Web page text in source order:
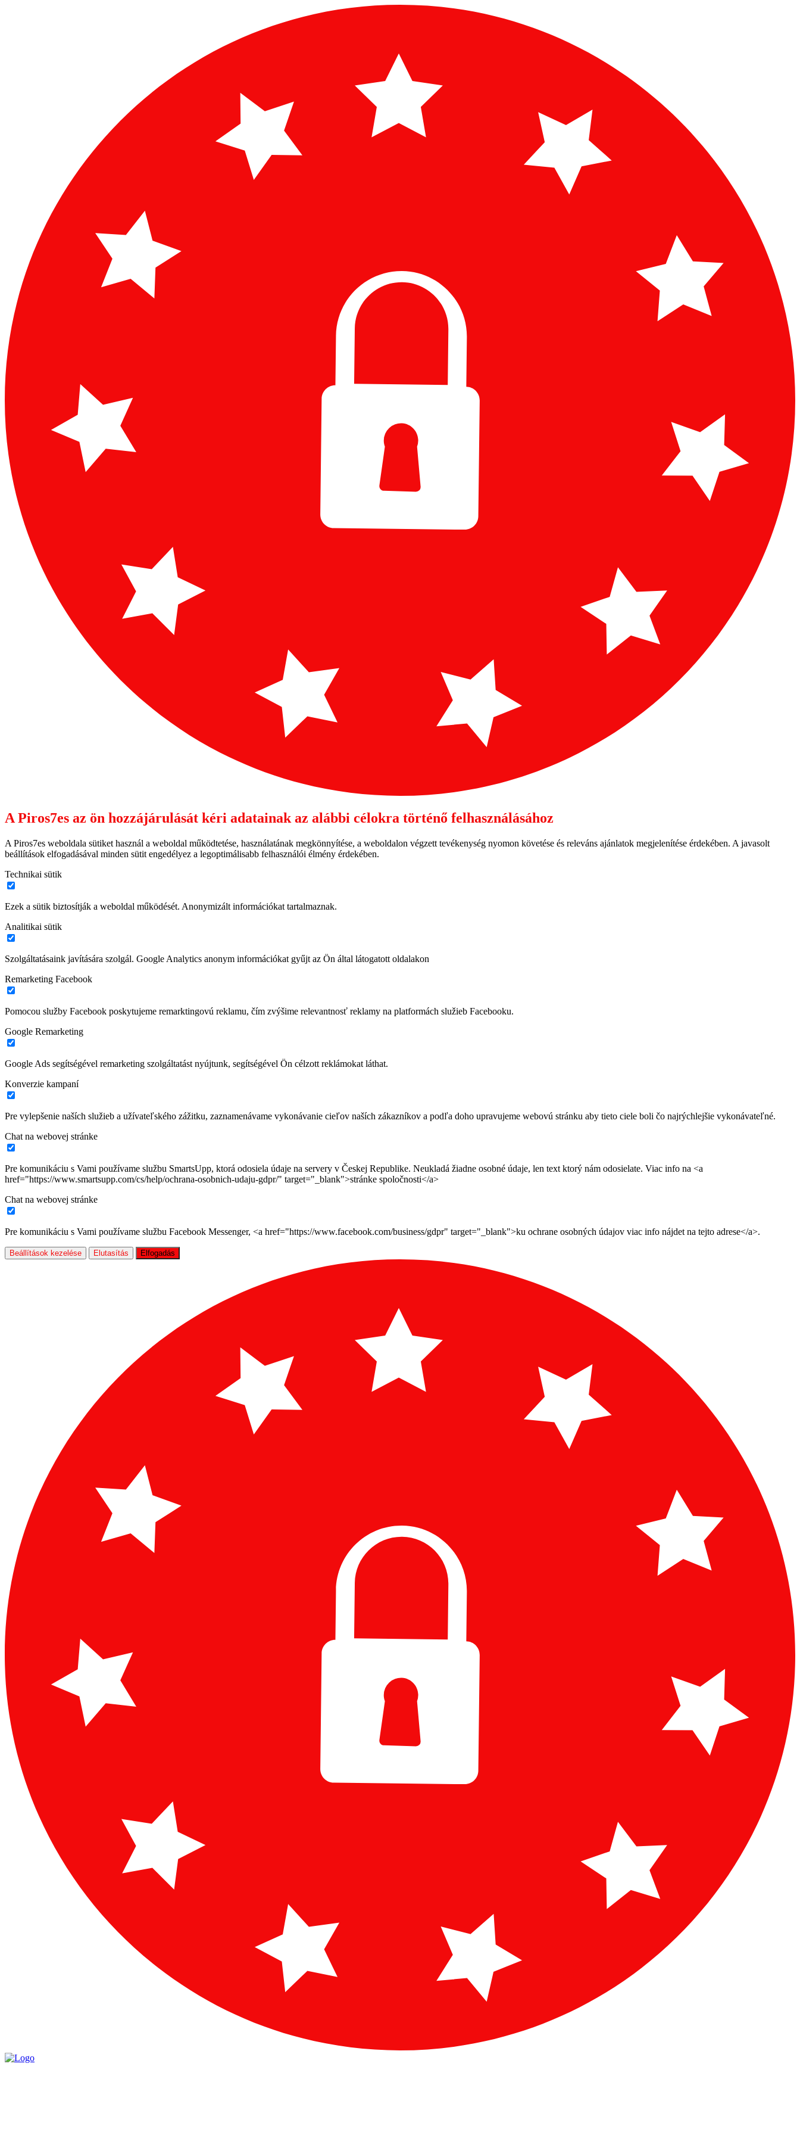
A Piros7es az ön hozzájárulását kéri adatainak az alábbi célokra történő felhasználásához
A Piros7es weboldala sütiket használ a weboldal működtetése, használatának megkönnyítése, a weboldalon végzett tevékenység nyomon követése és releváns ajánlatok megjelenítése érdekében. A javasolt
beállítások elfogadásával minden sütit engedélyez a legoptimálisabb felhasználói élmény érdekében.
Technikai sütik
Ezek a sütik biztosítják a weboldal működését. Anonymizált információkat tartalmaznak.
Analitikai sütik
Szolgáltatásaink javítására szolgál. Google Analytics anonym információkat gyűjt az Ön által látogatott oldalakon
Remarketing Facebook
Pomocou služby Facebook poskytujeme remarktingovú reklamu, čím zvýšime relevantnosť reklamy na platformách služieb Facebooku.
Google Remarketing
Google Ads segítségével remarketing szolgáltatást nyújtunk, segítségével Ön célzott reklámokat láthat.
Konverzie kampaní
Pre vylepšenie naších služieb a užívateľského zážitku, zaznamenávame vykonávanie cieľov naších zákazníkov a podľa doho upravujeme webovú stránku aby tieto ciele boli čo najrýchlejšie vykonávateľné.
Chat na webovej stránke
Pre komunikáciu s Vami používame službu SmartsUpp, ktorá odosiela údaje na servery v Českej Republike. Neukladá žiadne osobné údaje, len text ktorý nám odosielate. Viac info na <a
href="https://www.smartsupp.com/cs/help/ochrana-osobnich-udaju-gdpr/" target="_blank">stránke spoločnosti</a>
Chat na webovej stránke
Pre komunikáciu s Vami používame službu Facebook Messenger, <a href="https://www.facebook.com/business/gdpr" target="_blank">ku ochrane osobných údajov viac info nájdet na tejto adrese</a>.
Beállítások kezelése Elutasítás Elfogadás